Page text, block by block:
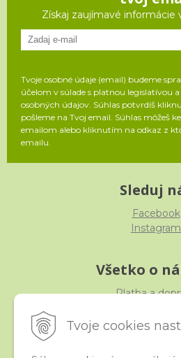
Tvoje cookies
Získaj zaujímavé informácie
Tvoje osobné údaje (email) budeme
účelom v súlade s platnou legislatívou
osobných údajov. Súhlas potvrdíš
pošleme na Tvoj email. Súhlas môžeš
emailom alebo kliknutím na odkaz z
emailu.
Sleduj
Facebook
Instagram
Všetko o
Platba a
Obchodné